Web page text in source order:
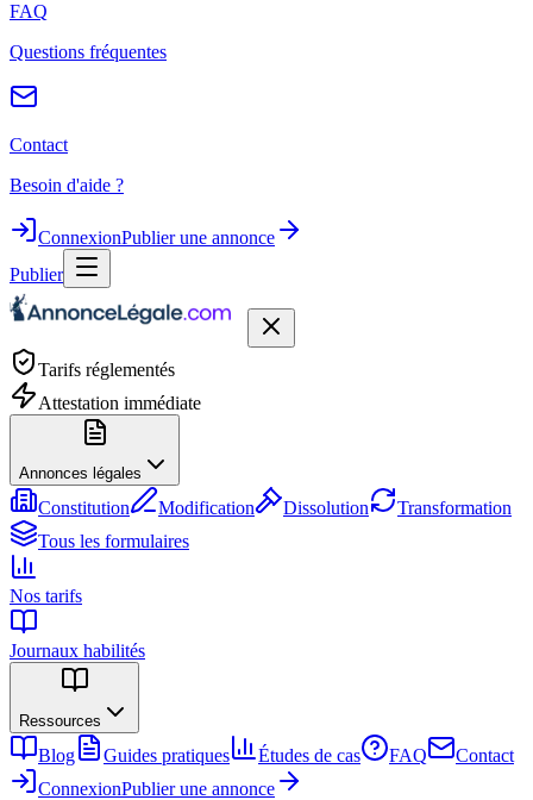
FAQ
Questions fréquentes
Contact
Besoin d'aide ?
ConnexionPublier une annonce
Publier
Tarifs réglementés
Attestation immédiate
Annonces légales
Constitution Modification Dissolution
Transformation
Tous les formulaires
Nos tarifs
Journaux habilités
Ressources
Blog Guides pratiques Études de cas FAQ
Contact
ConnexionPublier une annonce